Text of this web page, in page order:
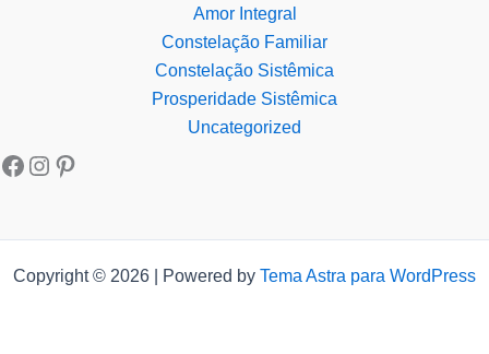
Amor Integral
Constelação Familiar
Constelação Sistêmica
Prosperidade Sistêmica
Uncategorized
Copyright © 2026 | Powered by Tema Astra para WordPress